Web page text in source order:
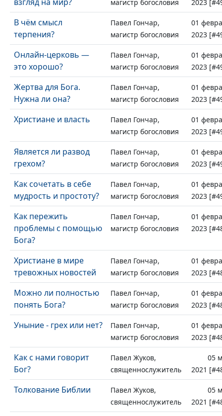
магистр богословия 2023
В чём смысл
терпения?
Павел Гончар,
магистр богословия
01
2023
Онлайн-церковь —
это хорошо?
Павел Гончар,
магистр богословия
01
2023
Жертва для Бога.
Нужна ли она?
Павел Гончар,
магистр богословия
01
2023
Христиане и власть
Павел Гончар,
магистр богословия
01
2023
Является ли развод
грехом?
Павел Гончар,
магистр богословия
01
2023
Как сочетать в себе
мудрость и простоту?
Павел Гончар,
магистр богословия
01
2023
Как пережить
проблемы с помощью
Бога?
Павел Гончар,
магистр богословия
01
2023
Христиане в мире
тревожных новостей
Павел Гончар,
магистр богословия
01
2023
Можно ли полностью
понять Бога?
Павел Гончар,
магистр богословия
01
2023
Уныние - грех или нет?
Павел Гончар,
магистр богословия
01
2023
Как с нами говорит
Бог?
Павел Жуков,
священнослужитель
05
2021
Толкование Библии
Павел Жуков,
священнослужитель
05
2021